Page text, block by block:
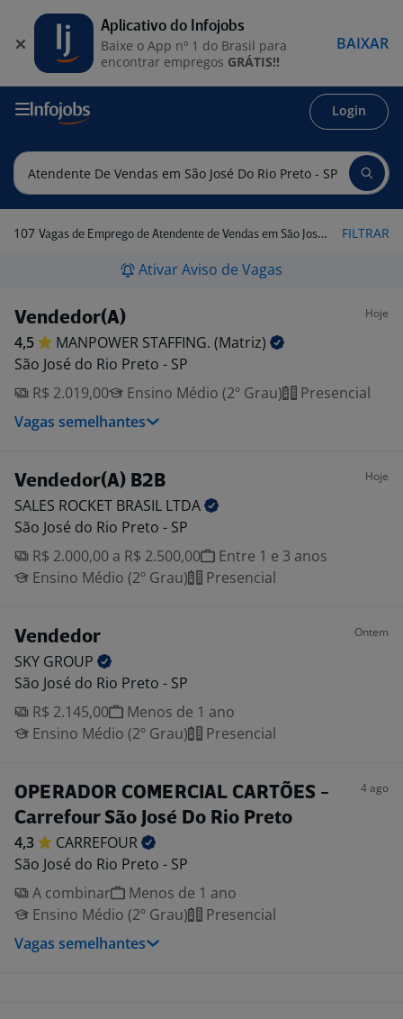
Login
107 Vagas de Emprego de Atendente de Vendas em São José do Rio Preto - SP FILTRAR
Ativar Aviso de Vagas
Vendedor(A) Hoje
4,5 MANPOWER STAFFING. (Matriz)
São José do Rio Preto - SP
R$ 2.019,00
Ensino Médio (2º Grau)
Presencial
Vagas semelhantes
Vendedor(A) B2B Hoje
SALES ROCKET BRASIL LTDA
São José do Rio Preto - SP
R$ 2.000,00 a R$ 2.500,00
Entre 1 e 3 anos
Ensino Médio (2º Grau)
Presencial
Vendedor Ontem
SKY GROUP
São José do Rio Preto - SP
R$ 2.145,00
Menos de 1 ano
Ensino Médio (2º Grau)
Presencial
OPERADOR COMERCIAL CARTÕES -
Carrefour São José Do Rio Preto
4 ago
4,3
CARREFOUR
São José do Rio Preto - SP
A combinar
Menos de 1 ano
Ensino Médio (2º Grau)
Presencial
Vagas semelhantes
Aplicativo do Infojobs
Baixe o App nº 1 do Brasil para
encontrar empregos GRÁTIS!!
BAIXAR